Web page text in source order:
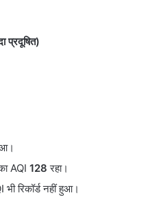
प्रदूषित)
AQI 128 रहा।
रिकॉर्ड नहीं हुआ।